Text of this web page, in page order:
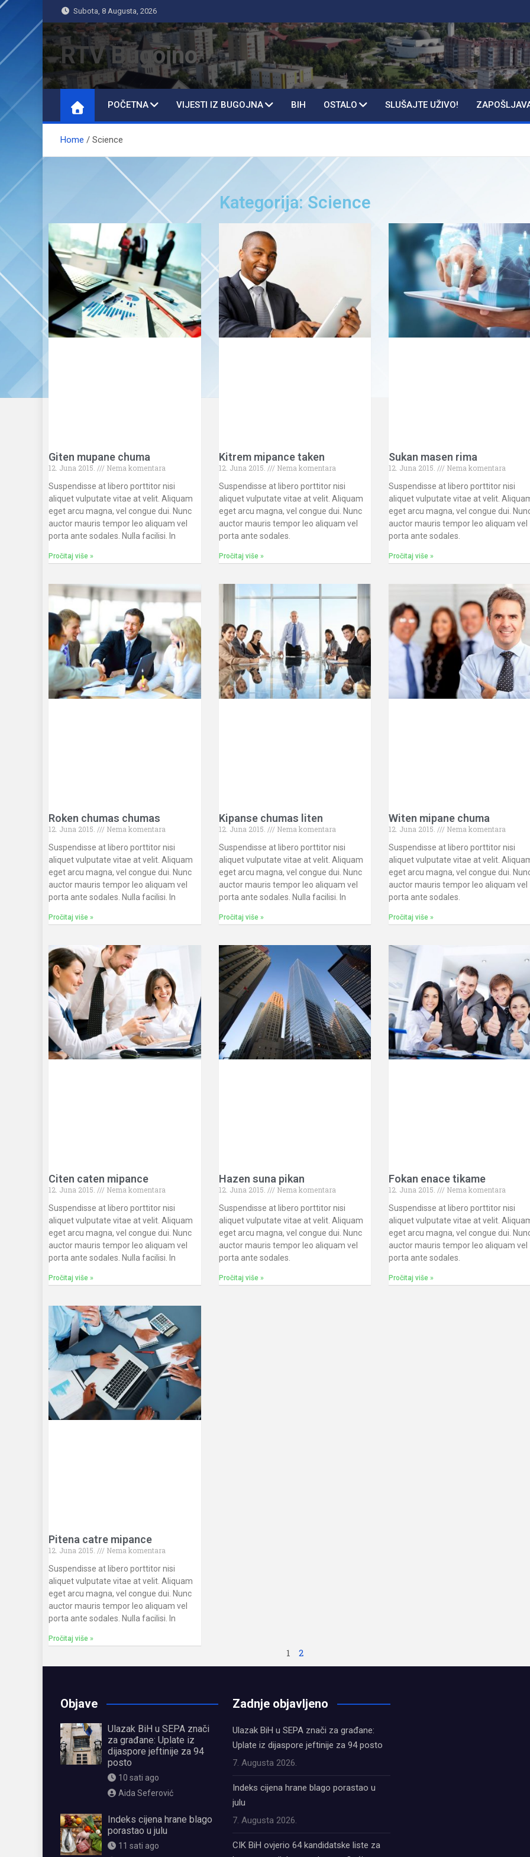
Subota, 8 Augusta, 2026
RTV Bugojno
POČETNA VIJESTI IZ BUGOJNA BIH OSTALO SLUŠAJTE UŽIVO!
Home Science
Kategorija: Science
Giten mupane chuma
12. Juna 2015.
Nema komentara
Suspendisse at libero porttitor nisi
aliquet vulputate vitae at velit. Aliquam
eget arcu magna, vel congue dui. Nunc
auctor mauris tempor leo aliquam vel
porta ante sodales. Nulla facilisi. In
Pročitaj više »
Kitrem mipance taken
12. Juna 2015.
Nema komentara
Suspendisse at libero porttitor nisi
aliquet vulputate vitae at velit. Aliquam
eget arcu magna, vel congue dui. Nunc
auctor mauris tempor leo aliquam vel
porta ante sodales.
Pročitaj više »
Sukan masen rima
12. Juna 2015.
Nema komentara
Suspendisse at libero porttitor nisi
aliquet vulputate vitae at velit.
eget arcu magna, vel congue dui.
auctor mauris tempor leo aliquam vel
porta ante sodales.
Pročitaj više »
Roken chumas chumas
12. Juna 2015.
Nema komentara
Suspendisse at libero porttitor nisi
aliquet vulputate vitae at velit. Aliquam
eget arcu magna, vel congue dui. Nunc
auctor mauris tempor leo aliquam vel
porta ante sodales. Nulla facilisi. In
Pročitaj više »
Kipanse chumas liten
12. Juna 2015.
Nema komentara
Suspendisse at libero porttitor nisi
aliquet vulputate vitae at velit. Aliquam
eget arcu magna, vel congue dui. Nunc
auctor mauris tempor leo aliquam vel
porta ante sodales. Nulla facilisi. In
Pročitaj više »
Witen mipane chuma
12. Juna 2015.
Nema komentara
Suspendisse at libero porttitor nisi
aliquet vulputate vitae at velit.
eget arcu magna, vel congue dui.
auctor mauris tempor leo aliquam vel
porta ante sodales.
Pročitaj više »
Citen caten mipance
12. Juna 2015.
Nema komentara
Suspendisse at libero porttitor nisi
aliquet vulputate vitae at velit. Aliquam
eget arcu magna, vel congue dui. Nunc
auctor mauris tempor leo aliquam vel
porta ante sodales. Nulla facilisi. In
Pročitaj više »
Hazen suna pikan
12. Juna 2015.
Nema komentara
Suspendisse at libero porttitor nisi
aliquet vulputate vitae at velit. Aliquam
eget arcu magna, vel congue dui. Nunc
auctor mauris tempor leo aliquam vel
porta ante sodales.
Pročitaj više »
Fokan enace tikame
12. Juna 2015.
Nema komentara
Suspendisse at libero porttitor nisi
aliquet vulputate vitae at velit.
eget arcu magna, vel congue dui.
auctor mauris tempor leo aliquam vel
porta ante sodales.
Pročitaj više »
Pitena catre mipance
12. Juna 2015.
Nema komentara
Suspendisse at libero porttitor nisi
aliquet vulputate vitae at velit. Aliquam
eget arcu magna, vel congue dui. Nunc
auctor mauris tempor leo aliquam vel
porta ante sodales. Nulla facilisi. In
Pročitaj više »
1 2
Objave
Ulazak BiH u SEPA znači
za građane: Uplate iz
dijaspore jeftinije za 94
posto
10 sati ago
Aida Seferović
Indeks cijena hrane blago
porastao u julu
11 sati ago
Zadnje objavljeno
Ulazak BiH u SEPA znači za građane:
Uplate iz dijaspore jeftinije za 94 posto
7. Augusta 2026.
Indeks cijena hrane blago porastao u
julu
7. Augusta 2026.
CIK BiH ovjerio 64 kandidatske liste za